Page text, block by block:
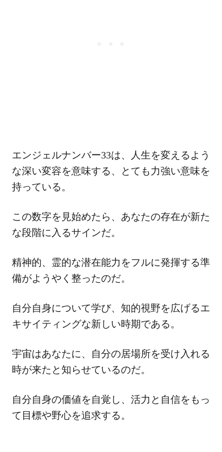
エンジェルナンバー33は、人生を変えるよう
な深い変容を意味する、とても力強い意味を
持っている。
この数字を見始めたら、あなたの存在が新た
な段階に入るサインだ。
精神的、霊的な潜在能力をフルに発揮する準
備がようやく整ったのだ。
自分自身について学び、知的視野を広げるエ
キサイティングな新しい時期である。
宇宙はあなたに、自分の居場所を受け入れる
時が来たと知らせているのだ。
自分自身の価値を自覚し、活力と自信をもっ
て目標や野心を追求する。